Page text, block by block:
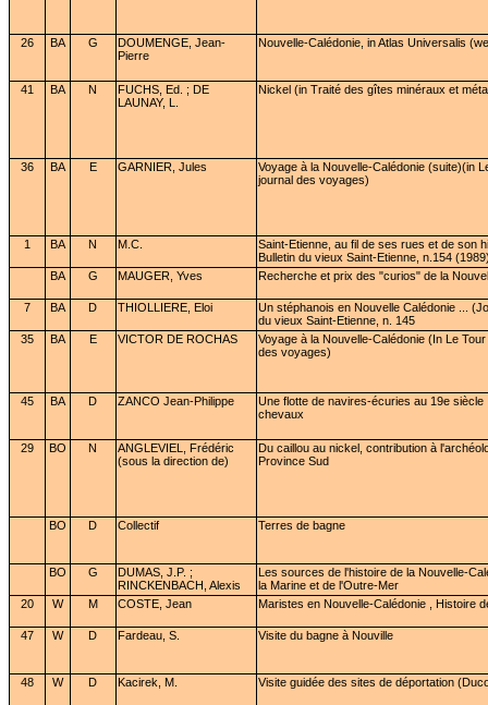
26 BA G
DOUMENGE, Jean-
Pierre
Nouvelle-Calédonie, in Atlas Universalis
41 BA N
FUCHS, Ed. ; DE
LAUNAY, L.
Nickel (in Traité des gîtes minéraux et
36 BA E GARNIER, Jules
Voyage à la Nouvelle-Calédonie (suite)(in
journal des voyages)
1 BA N M.C.
Saint-Etienne, au fil de ses rues et de son
Bulletin du vieux Saint-Etienne, n.154
BA
G MAUGER, Yves Recherche et prix des "curios" de la
7 BA D THIOLLIERE, Eloi
Un stéphanois en Nouvelle Calédonie ...
du vieux Saint-Etienne, n. 145
35
BA E VICTOR DE ROCHAS
Voyage à la Nouvelle-Calédonie (In Le
des voyages)
45 BA D ZANCO Jean-Philippe
Une flotte de navires-écuries au 19e
chevaux
29 BO N
ANGLEVIEL, Frédéric
(sous la direction de)
Du caillou au nickel, contribution à
Province Sud
BO D Collectif Terres de bagne
BO G
DUMAS, J.P. ;
RINCKENBACH, Alexis
Les sources de l'histoire de la Nouvelle-
la Marine et de l'Outre-Mer
20
W M COSTE, Jean Maristes en Nouvelle-Calédonie , Histoire
47 W D Fardeau, S. Visite du bagne à Nouville
48 W D Kacirek, M. Visite guidée des sites de déportation